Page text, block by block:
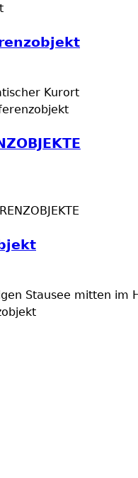
Kurort
Stausee mitten im